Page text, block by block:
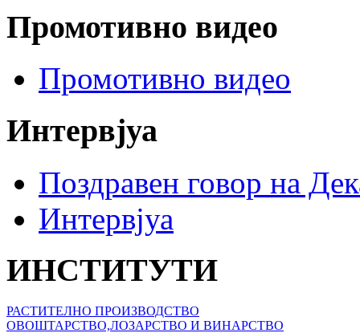
Промотивно видео
Промотивно видео
Интервјуа
Поздравен говор на
Интервјуа
ИНСТИТУТИ
РАСТИТЕЛНО ПРОИЗВОДСТВО
ОВОШТАРСТВО,ЛОЗАРСТВО И ВИНАРСТВО